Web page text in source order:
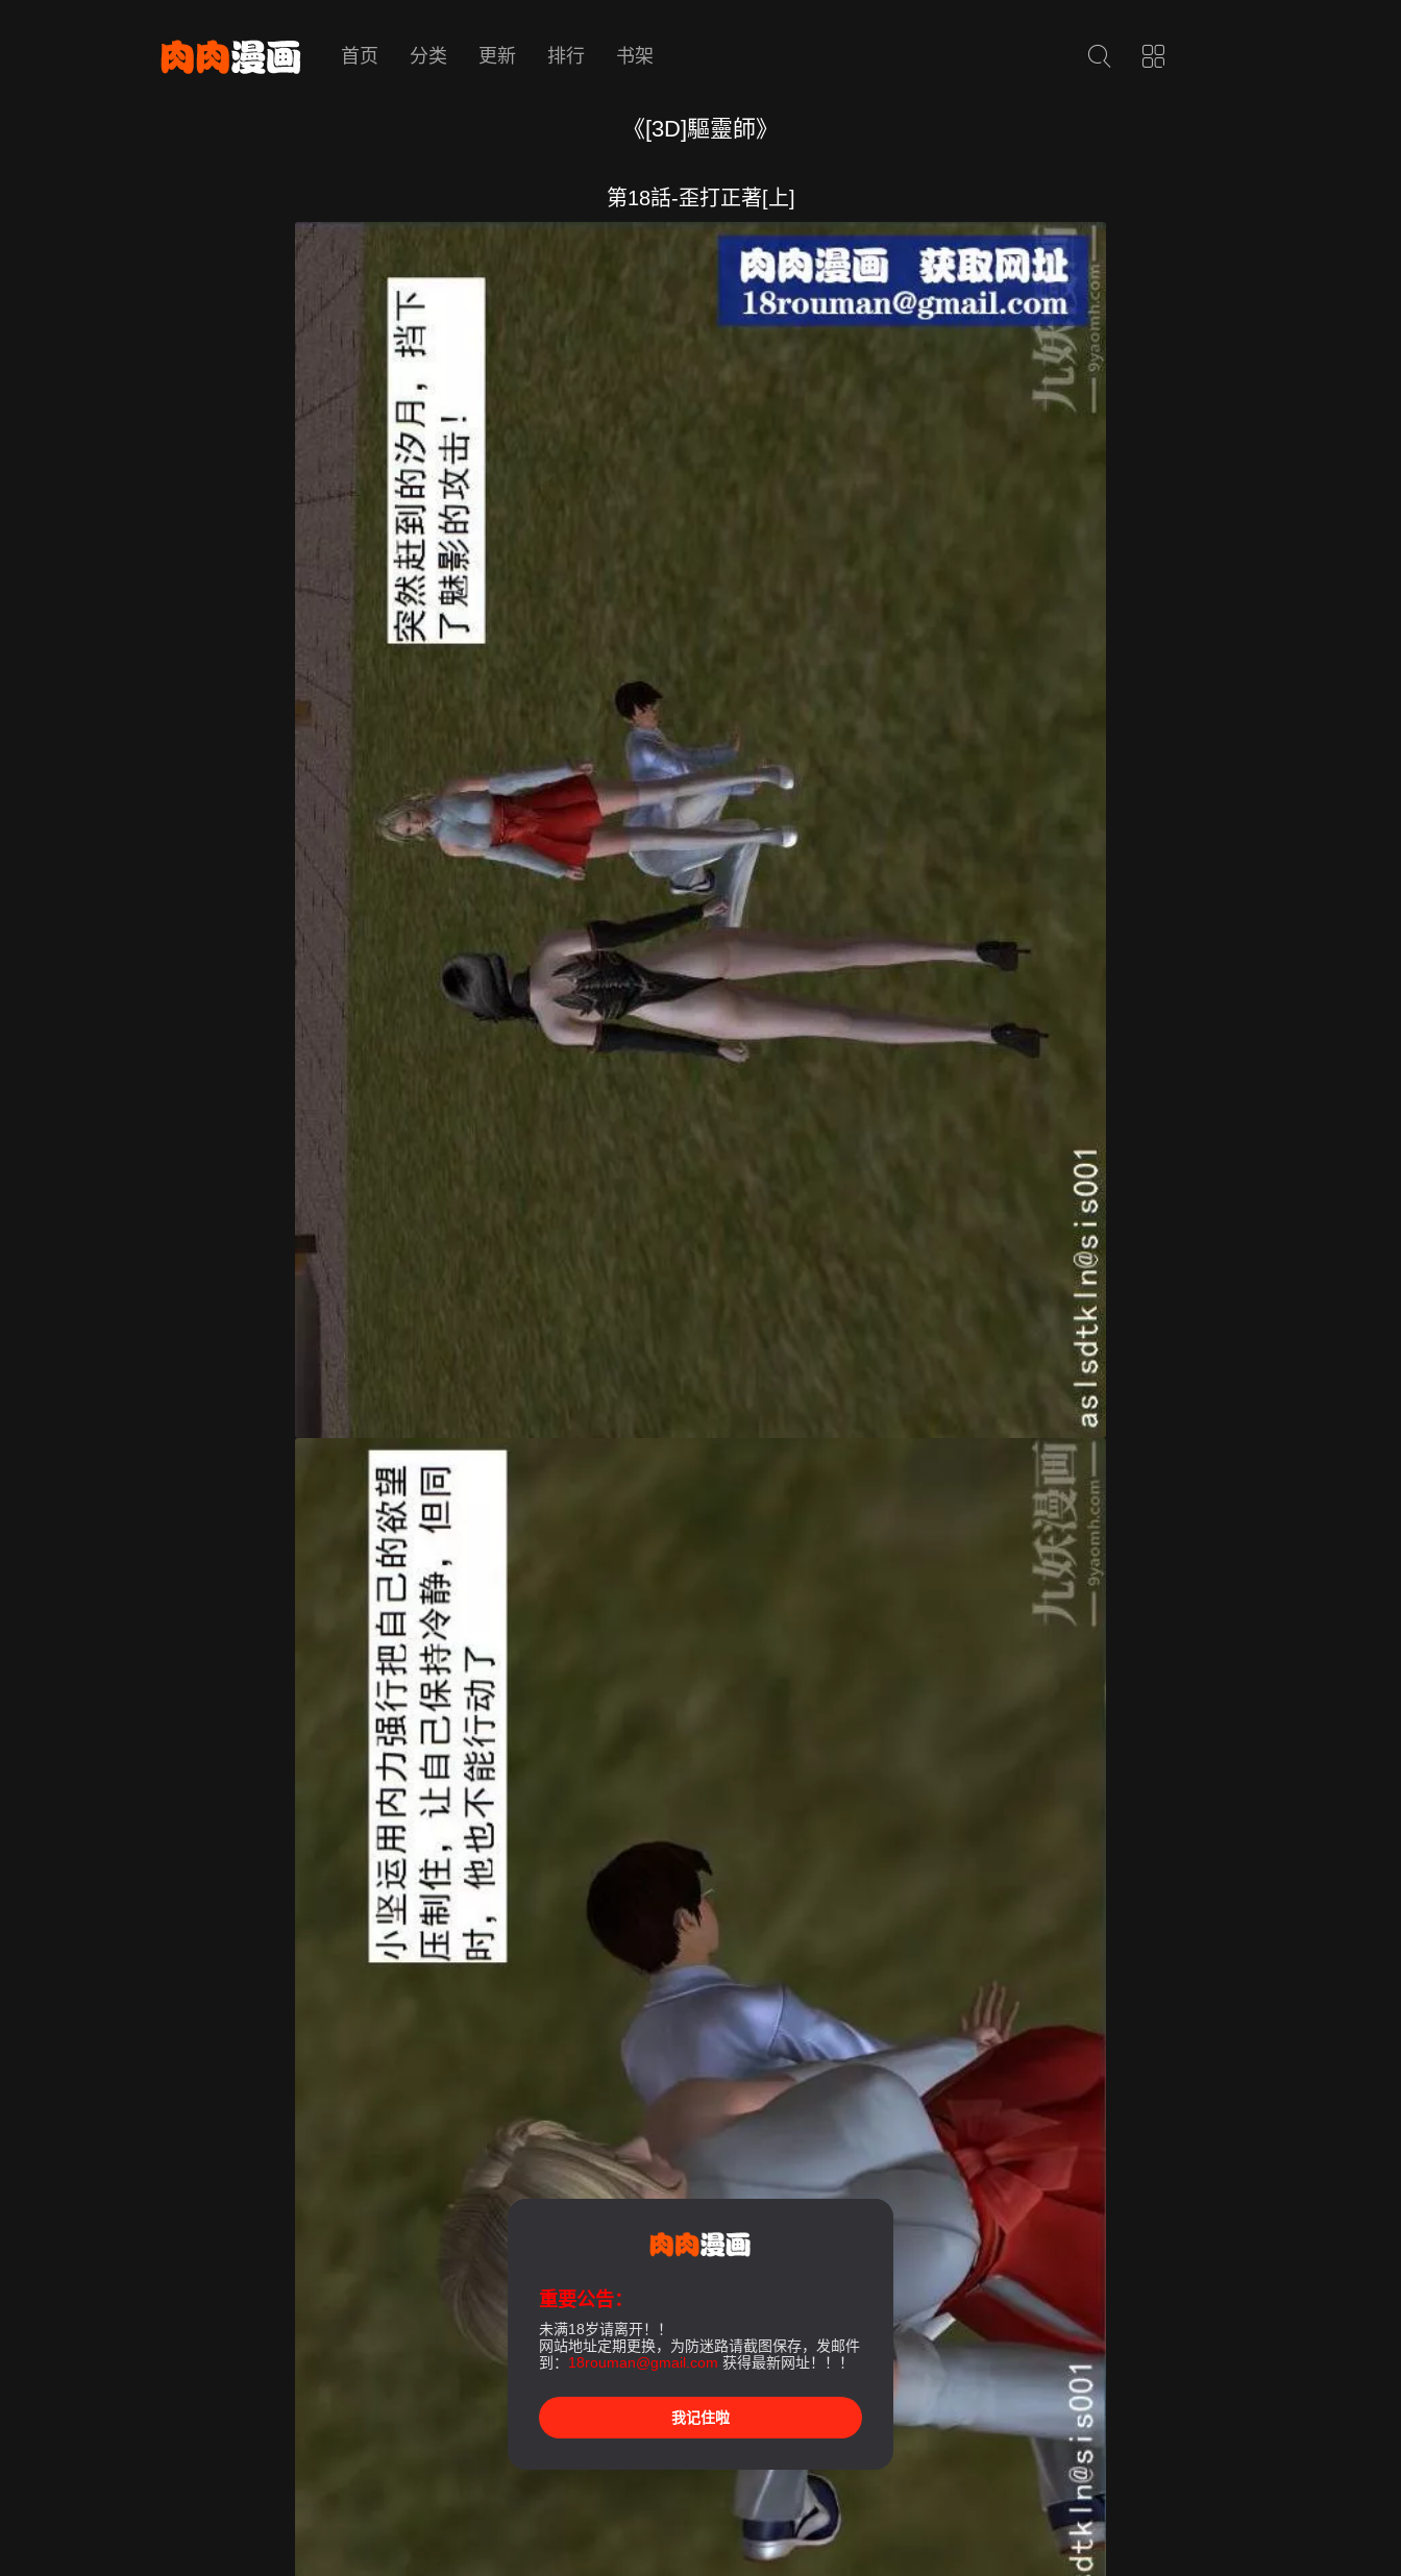
首页 分类 更新 排行 书架
《[3D]驅靈師》
第18話-歪打正著[上]
重要公告：
未满18岁请离开！！
网站地址定期更换，为防迷路请截图保存，发邮件
到： 18rouman@gmail.com 获得最新网址！！！
我记住啦